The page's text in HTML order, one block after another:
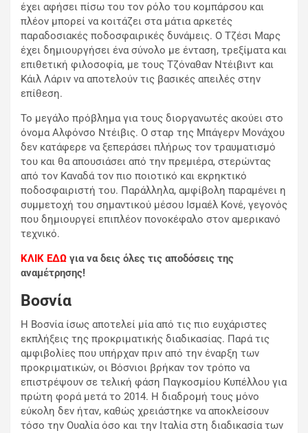
έχει αφήσει πίσω του τον ρόλο του κομπάρσου και
πλέον μπορεί να κοιτάζει στα μάτια αρκετές
παραδοσιακές ποδοσφαιρικές δυνάμεις. Ο Τζέσι Μαρς
έχει δημιουργήσει ένα σύνολο με ένταση, τρεξίματα και
επιθετική φιλοσοφία, με τους Τζόναθαν Ντέιβιντ και
Κάιλ Λάριν να αποτελούν τις βασικές απειλές στην
επίθεση.
Το μεγάλο πρόβλημα για τους διοργανωτές ακούει στο
όνομα Αλφόνσο Ντέιβις. Ο σταρ της Μπάγερν Μονάχου
δεν κατάφερε να ξεπεράσει πλήρως τον τραυματισμό
του και θα απουσιάσει από την πρεμιέρα, στερώντας
από τον Καναδά τον πιο ποιοτικό και εκρηκτικό
ποδοσφαιριστή του. Παράλληλα, αμφίβολη παραμένει η
συμμετοχή του σημαντικού μέσου Ισμαέλ Κονέ, γεγονός
που δημιουργεί επιπλέον πονοκέφαλο στον αμερικανό
τεχνικό.
ΚΛΙΚ ΕΔΩ για να δεις όλες τις αποδόσεις της
αναμέτρησης!
Βοσνία
Η Βοσνία ίσως αποτελεί μία από τις πιο ευχάριστες
εκπλήξεις της προκριματικής διαδικασίας. Παρά τις
αμφιβολίες που υπήρχαν πριν από την έναρξη των
προκριματικών, οι Βόσνιοι βρήκαν τον τρόπο να
επιστρέψουν σε τελική φάση Παγκοσμίου Κυπέλλου για
πρώτη φορά μετά το 2014. Η διαδρομή τους μόνο
εύκολη δεν ήταν, καθώς χρειάστηκε να αποκλείσουν
τόσο την Ουαλία όσο και την Ιταλία στη διαδικασία των